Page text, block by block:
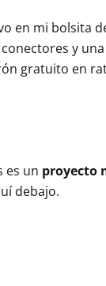
en mi bolsita
y
gratuito en
es un proyecto
debajo.